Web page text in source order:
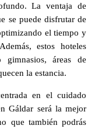
La ventaja de
se puede disfrutar de
el tiempo y
estos hoteles
gimnasios, áreas de
la estancia.
en el cuidado
Gáldar será la mejor
que también podrás